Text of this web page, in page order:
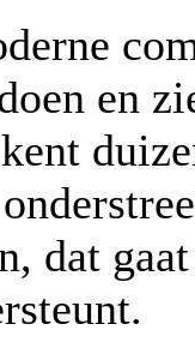
en
dat